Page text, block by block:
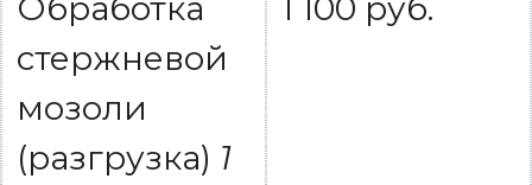
Обработка
стержневой
мозоли
(разгрузка) 1
1 100 руб.